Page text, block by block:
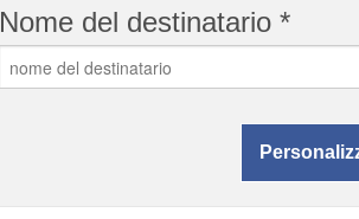
Nome del destinatario *